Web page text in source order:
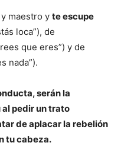
maestro y te escupe
loca”), de
que eres”) y de
nada”).
serán la
pedir un trato
de aplacar la rebelión
tu cabeza.